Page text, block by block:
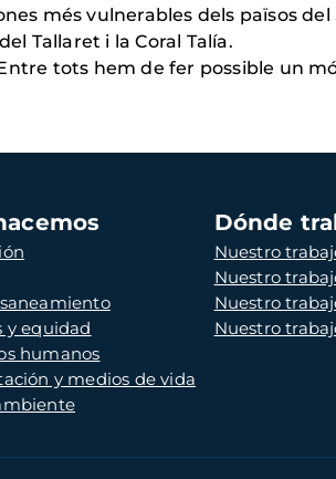
més vulnerables dels països
Tallaret i la Coral Talía.
tots hem de fer possible un
y equidad
humanos
y medios de vida
Dónde
Nuestro
Nuestro
Nuestro
Nuestro